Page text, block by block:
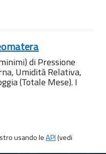
di Pressione
Umidità Relativa,
(Totale Mese). I
usando leAPI(vedi